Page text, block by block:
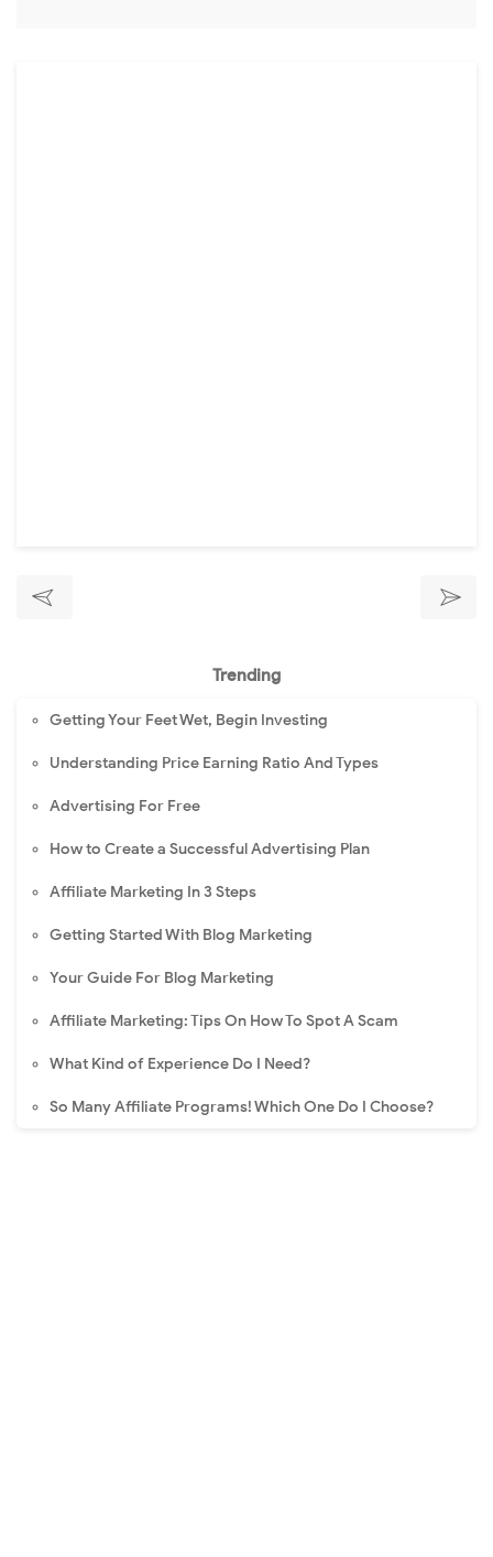
Trending
Getting Your Feet Wet, Begin Investing
Understanding Price Earning Ratio And Types
Advertising For Free
How to Create a Successful Advertising Plan
Affiliate Marketing In 3 Steps
Getting Started With Blog Marketing
Your Guide For Blog Marketing
Affiliate Marketing: Tips On How To Spot A Scam
What Kind of Experience Do I Need?
So Many Affiliate Programs! Which One Do I Choose?